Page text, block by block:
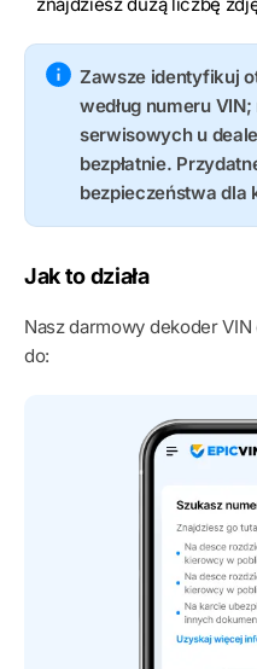
Zawsze identyfikuj
według numeru
serwisowych u
bezpłatnie.
bezpieczeństwa dla
Jak to działa
Nasz darmowy dekoder
do: